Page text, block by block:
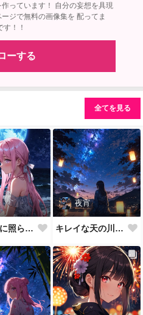
っています！ 自分の妄想を具現
ジで無料の画像集を 配ってま
！！
ーする
全てを見る
月明かりに照らされて🎵
夜宵
キレイな天の川が一面に…